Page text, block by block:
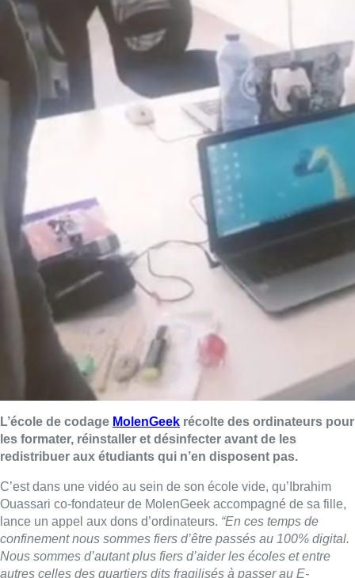
L’école de codage MolenGeek récolte des ordinateurs pour
les formater, réinstaller et désinfecter avant de les
redistribuer aux étudiants qui n’en disposent pas.
C’est dans une vidéo au sein de son école vide, qu’ Ibrahim
Ouassari co-fondateur de MolenGeek accompagné de sa fille,
lance un appel aux dons d’ordinateurs. “En ces temps de
confinement nous sommes fiers d’être passés au 100% digital.
Nous sommes d’autant plus fiers d’aider les écoles et entre
autres celles des quartiers dits fragilisés à passer au E-